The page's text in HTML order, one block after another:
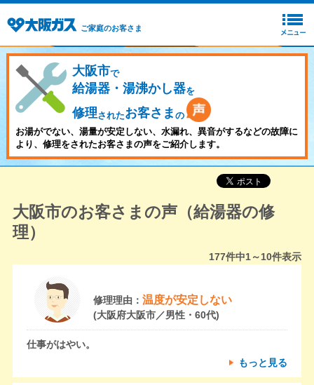
ご家庭のお客さま
大阪市で
給湯器・湯沸かし器を
修理されたお客さま の
お湯がでない、湯量が安定しない、水漏れ、異音がするなどの故障に
より、修理をされたお客さまの声をご紹介します。
大阪市のお客さまの声（給湯器の修
理）
177件中1～10件表示
修理理由： 温度が安定しない
(大阪府大阪市／男性・60代)
仕事がはやい。
もっと見る